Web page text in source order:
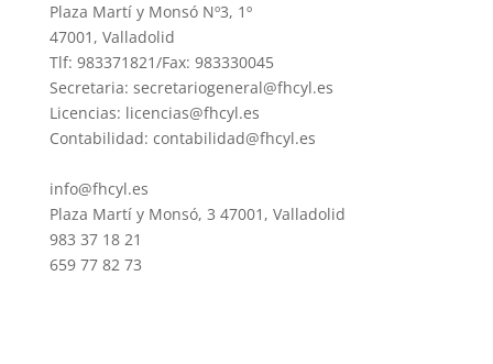
Plaza Martí y Monsó Nº3, 1º
47001, Valladolid
Tlf: 983371821/Fax: 983330045
Secretaria: secretariogeneral@fhcyl.es
Licencias: licencias@fhcyl.es
Contabilidad: contabilidad@fhcyl.es
info@fhcyl.es
Plaza Martí y Monsó, 3 47001, Valladolid
983 37 18 21
659 77 82 73